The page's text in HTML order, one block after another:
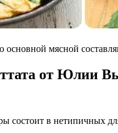
основной мясной
от Юлии
состоит в нетипичных